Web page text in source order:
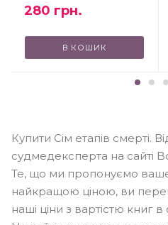
280 грн.
В КОШИК
Купити Сім етапів смерті.
судмедексперта на сайті
Те, що ми пропонуємо
найкращою ціною, ви
наші ціни з вартістю книг